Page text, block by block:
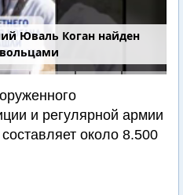
Юваль Коган найден
и регулярной армии
около 8.500